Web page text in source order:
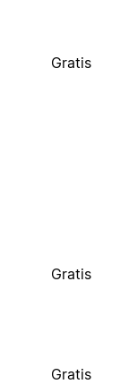
Gratis
Gratis
Gratis